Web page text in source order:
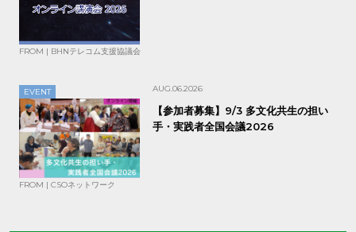
FROM | BHNテレコム支援協議会
EVENT AUG.06.2026
【参加者募集】9/3 多文化共生の担い
手・実践者全国会議2026
FROM | CSOネットワーク